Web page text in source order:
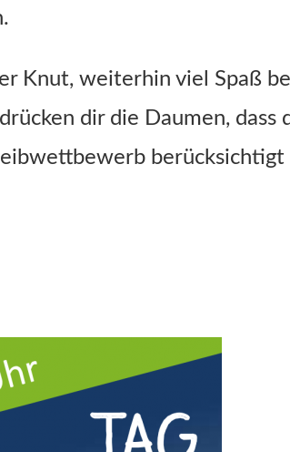
Knut, weiterhin viel Spaß
dir die Daumen, dass